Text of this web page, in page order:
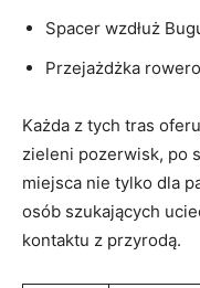
Spacer wzdłuż
Przejażdżka
Każda z tych tras
zieleni pozerwisk, po
miejsca nie tylko dla
osób szukających
kontaktu z przyrodą.